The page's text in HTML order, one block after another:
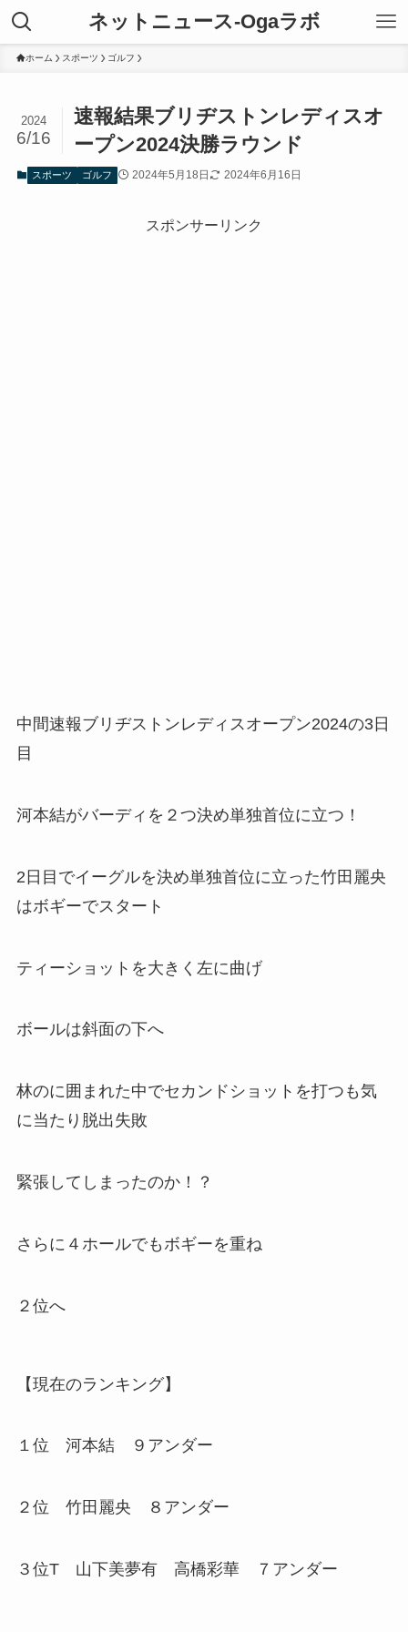
ネットニュース-Ogaラボ
ホーム スポーツ ゴルフ
速報結果ブリヂストンレディスオ
ープン2024決勝ラウンド
2024
6/16
スポーツ ゴルフ 2024年5月18日 2024年6月16日
スポンサーリンク
中間速報ブリヂストンレディスオープン2024の3日
目
河本結がバーディを２つ決め単独首位に立つ！
2日目でイーグルを決め単独首位に立った竹田麗央
はボギーでスタート
ティーショットを大きく左に曲げ
ボールは斜面の下へ
林のに囲まれた中でセカンドショットを打つも気
に当たり脱出失敗
緊張してしまったのか！？
さらに４ホールでもボギーを重ね
２位へ
【現在のランキング】
１位 河本結 ９アンダー
２位 竹田麗央 ８アンダー
３位T 山下美夢有 高橋彩華 ７アンダー